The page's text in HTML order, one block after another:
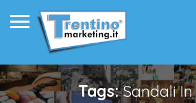
Tags:Sandali In